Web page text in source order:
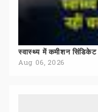
स्वास्थ्य में कमीशन सिंडिकेट
Aug 06, 2026